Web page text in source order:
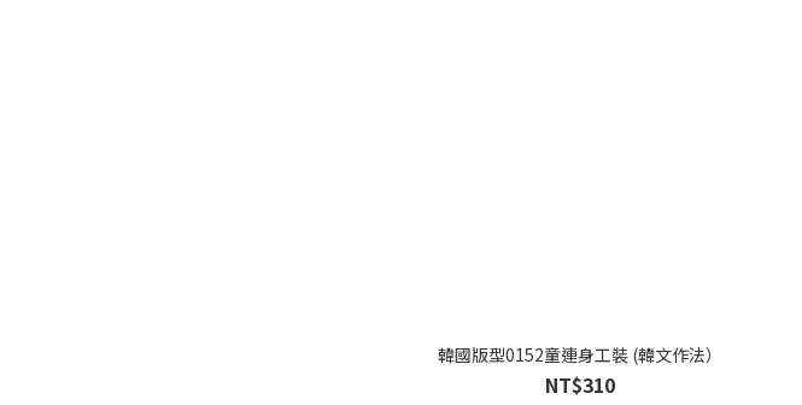
韓國版型0152童連身工裝 (韓文作法）
NT$310